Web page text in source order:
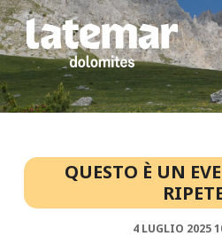
QUESTO È UN
4 LUGLIO 2025